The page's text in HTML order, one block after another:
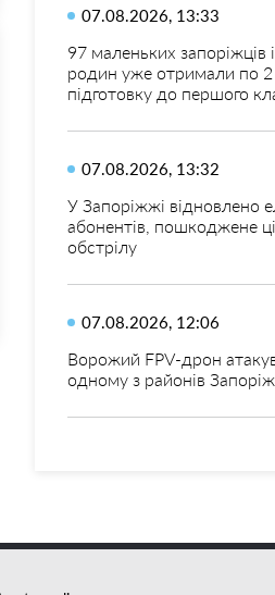
07.08.2026, 13:33
97 маленьких запоріжців
родин уже отримали по 2
підготовку до першого
07.08.2026, 13:32
У Запоріжжі відновлено
абонентів, пошкоджене
обстрілу
07.08.2026, 12:06
Ворожий FPV-дрон
одному з районів